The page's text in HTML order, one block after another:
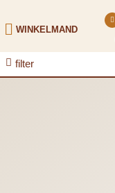
WINKELMAND
filter